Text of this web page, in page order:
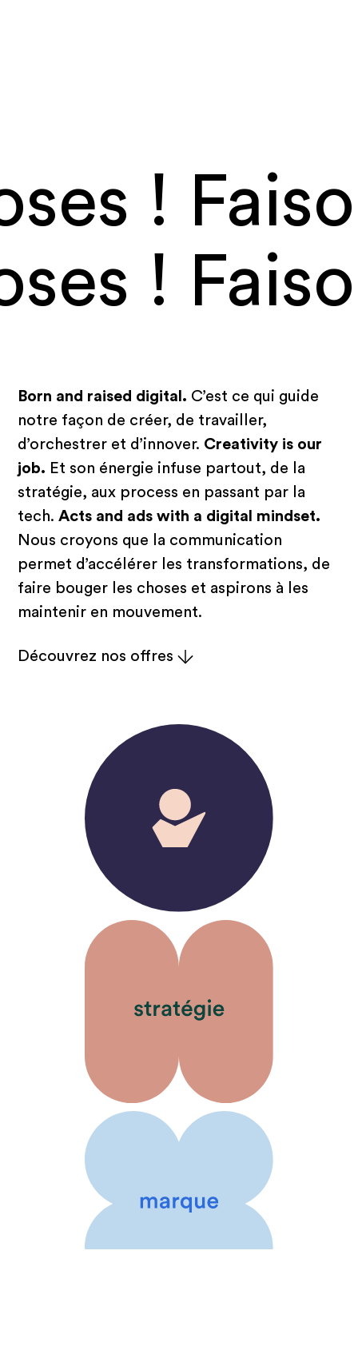
!
!
Born and raised digital. C’est ce qui guide
notre façon de créer, de travailler,
d’orchestrer et d’innover. Creativity is our
job. Et son énergie infuse partout, de la
stratégie, aux process en passant par la
tech.Acts and ads with a digital mindset.
Nous croyons que la communication
permet d’accélérer les transformations, de
faire bouger les choses et aspirons à les
maintenir en mouvement.
Découvrez nos offres